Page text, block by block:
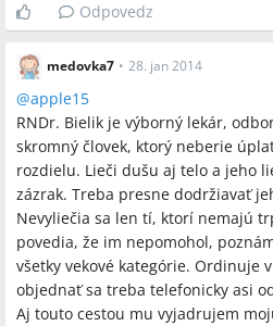
Odpovedz
medovka7 • 28. jan 2014
@apple15
RNDr. Bielik je výborný lekár,
skromný človek, ktorý neberie
rozdielu. Lieči dušu aj telo a jeho
zázrak. Treba presne dodržiavať
Nevyliečia sa len tí, ktorí nemajú
povedia, že im nepomohol,
všetky vekové kategórie. Ordinuje
objednať sa treba telefonicky asi
Aj touto cestou mu vyjadrujem